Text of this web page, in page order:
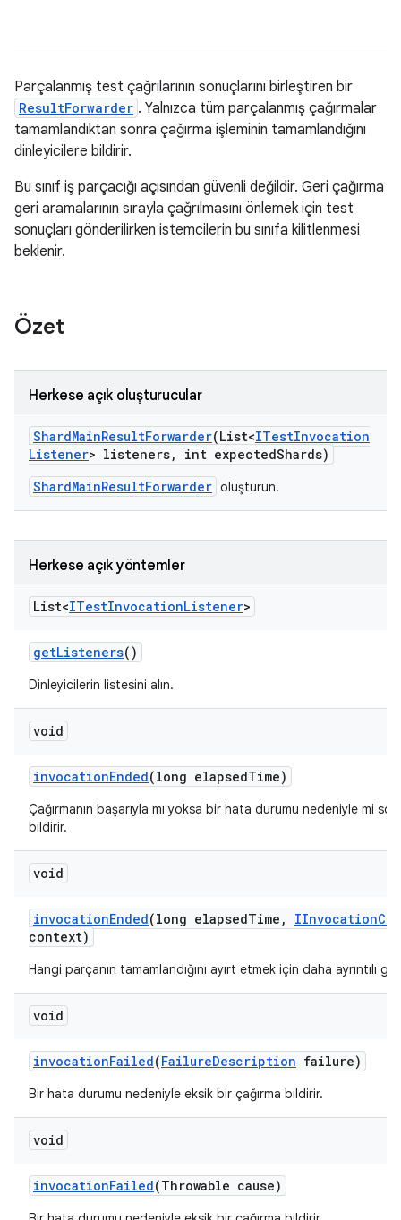
Parçalanmış test çağrılarının sonuçlarını birleştiren bir
ResultForwarder . Yalnızca tüm parçalanmış çağırmalar
tamamlandıktan sonra çağırma işleminin tamamlandığını
dinleyicilere bildirir.
Bu sınıf iş parçacığı açısından güvenli değildir. Geri çağırma
geri aramalarının sırayla çağrılmasını önlemek için test
sonuçları gönderilirken istemcilerin bu sınıfa kilitlenmesi
beklenir.
Özet
Herkese açık oluşturucular
ShardMainResultForwarder(List<ITestInvocation
Listener> listeners, int expectedShards)
ShardMainResultForwarder oluşturun.
Herkese açık yöntemler
List<ITestInvocationListener>
getListeners()
Dinleyicilerin listesini alın.
void
invocationEnded(long elapsedTime)
Çağırmanın başarıyla mı yoksa bir hata durumu nedeniyle mi
bildirir.
void
invocationEnded(long elapsedTime , IInvocation
context)
Hangi parçanın tamamlandığını ayırt etmek için daha ayrıntılı
void
invocationFailed(FailureDescription failure)
Bir hata durumu nedeniyle eksik bir çağırma bildirir.
void
invocationFailed(Throwable cause)